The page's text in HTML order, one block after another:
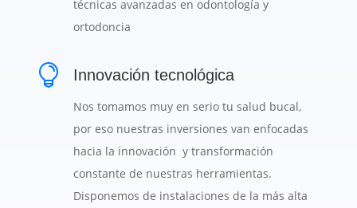
técnicas avanzadas en odontología y
ortodoncia
 Innovación tecnológica
Nos tomamos muy en serio tu salud bucal,
por eso nuestras inversiones van enfocadas
hacia la innovación y transformación
constante de nuestras herramientas.
Disponemos de instalaciones de la más alta